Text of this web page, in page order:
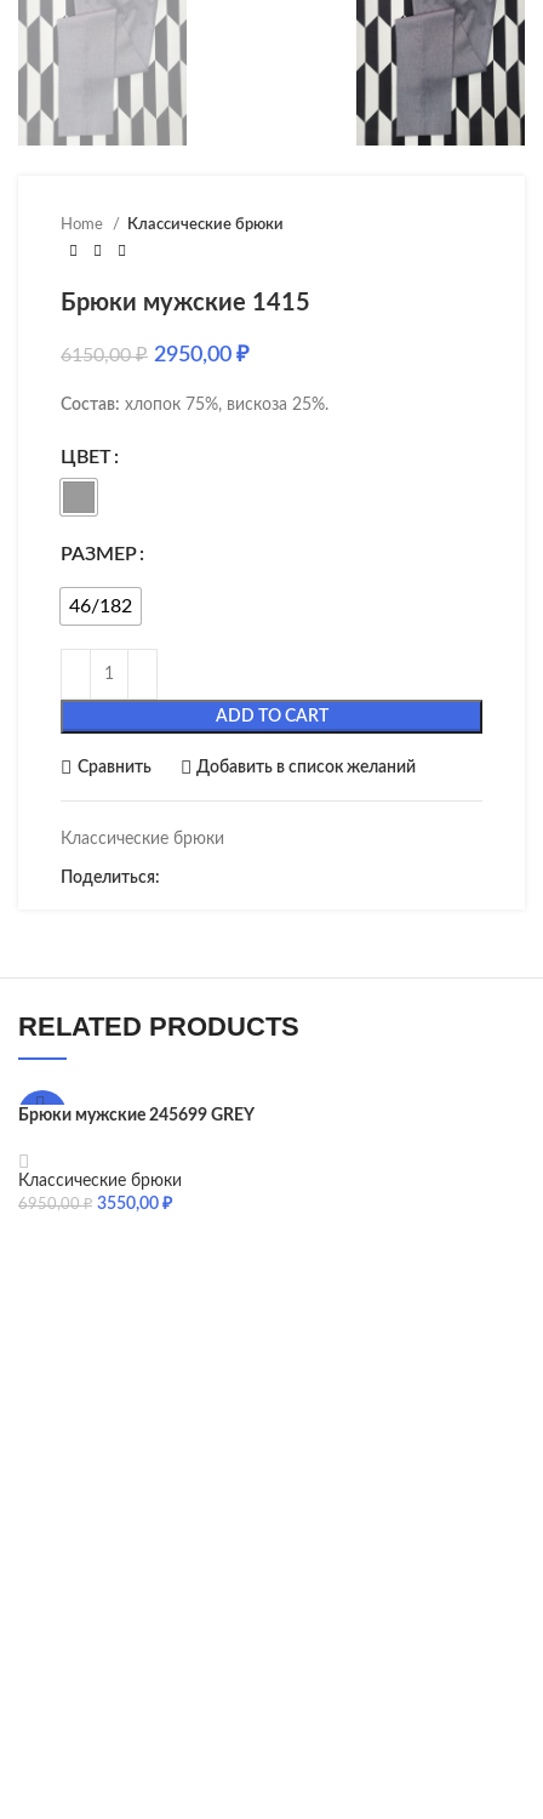
Home Классические брюки
Брюки мужские 1415
6150,00₽ 2950,00 ₽
Состав: хлопок 75%, вискоза 25%.
ЦВЕТ
РАЗМЕР
46/182
ADD TO CART
Сравнить Добавить в список желаний
Классические брюки
Поделиться:
RELATED PRODUCTS
-49%
Брюки мужские 245699 GREY
Классические брюки
6950,00₽ 3550,00 ₽